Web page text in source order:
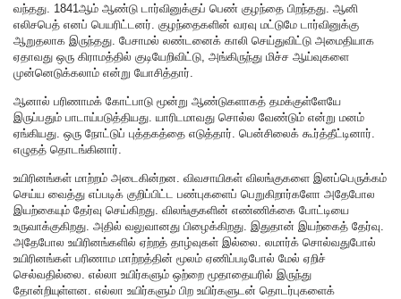
வந்தது. 1841ஆம் ஆண்டு டார்வினுக்குப் பெண் குழந்தை பிறந்தது. ஆனி
எலிசபெத் எனப் பெயரிட்டனர். குழந்தைகளின் வரவு மட்டுமே டார்வினுக்கு
ஆறுதலாக இருந்தது. பேசாமல் லண்டனைக் காலி செய்துவிட்டு அமைதியாக
ஏதாவது ஒரு கிராமத்தில் குடியேறிவிட்டு, அங்கிருந்து மிச்ச ஆய்வுகளை
முன்னெடுக்கலாம் என்று யோசித்தார்.
ஆனால் பரிணாமக் கோட்பாடு மூன்று ஆண்டுகளாகத் தமக்குள்ளேயே
இருப்பதும் பாடாய்படுத்தியது. யாரிடமாவது சொல்ல வேண்டும் என்று மனம்
ஏங்கியது. ஒரு நோட்டுப் புத்தகத்தை எடுத்தார். பென்சிலைக் கூர்த்தீட்டினார்.
எழுதத் தொடங்கினார்.
உயிரினங்கள் மாற்றம் அடைகின்றன. விவசாயிகள் விலங்குகளை இனப்பெருக்கம்
செய்ய வைத்து எப்படிக் குறிப்பிட்ட பண்புகளைப் பெறுகிறார்களோ அதேபோல
இயற்கையும் தேர்வு செய்கிறது. விலங்குகளின் எண்ணிக்கை போட்டியை
உருவாக்குகிறது. அதில் வலுவானது பிழைக்கிறது. இதுதான் இயற்கைத் தேர்வு.
அதேபோல உயிரினங்களில் ஏற்றத் தாழ்வுகள் இல்லை. லமார்க் சொல்வதுபோல்
உயிரினங்கள் பரிணாம மாற்றத்தின் மூலம் ஏணிப்படிபோல் மேல் ஏறிச்
செல்வதில்லை. எல்லா உயிர்களும் ஒற்றை மூதாதையரில் இருந்து
தோன்றியுள்ளன. எல்லா உயிர்களும் பிற உயிர்களுடன் தொடர்புகளைக்